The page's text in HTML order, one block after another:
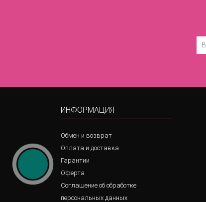
ИНФОРМАЦИЯ
Обмен и возврат
Оплата и доставка
Гарантии
Оферта
Соглашение об обработке
персональных данных